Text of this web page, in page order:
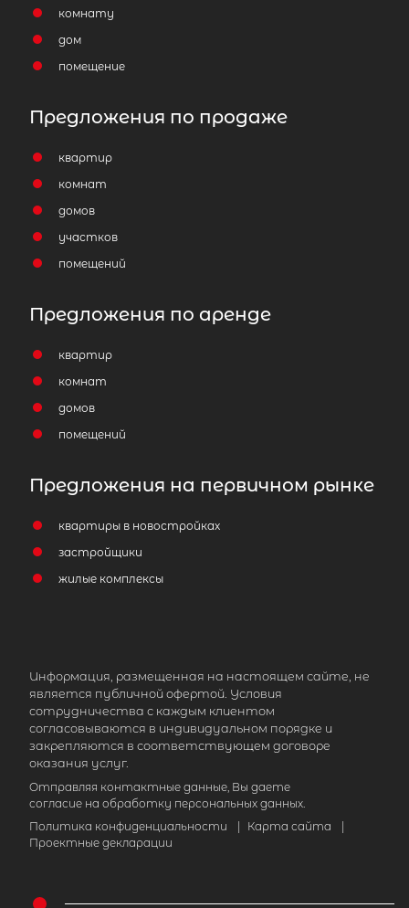
комнату
дом
помещение
Предложения по продаже
квартир
комнат
домов
участков
помещений
Предложения по аренде
квартир
комнат
домов
помещений
Предложения на первичном рынке
квартиры в новостройках
застройщики
жилые комплексы
Информация, размещенная на настоящем сайте, не
является публичной офертой. Условия
сотрудничества с каждым клиентом
согласовываются в индивидуальном порядке и
закрепляются в соответствующем договоре
оказания услуг.
Отправляя контактные данные, Вы даете
согласие на обработку персональных данных.
Политика конфиденциальности
Карта сайта
Проектные декларации